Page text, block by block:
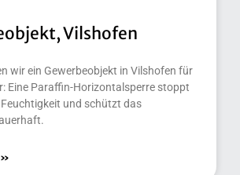
Vilshofen
wir ein Gewerbeobjekt in Vilshofen für
Eine Paraffin-Horizontalsperre stoppt
und schützt das
»